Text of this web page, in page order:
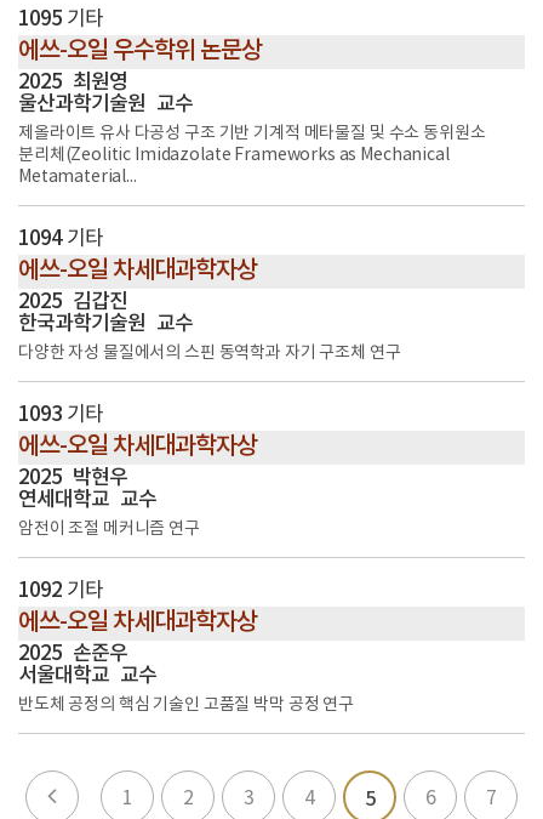
1095 기타
에쓰-오일 우수학위 논문상
2025 최원영
울산과학기술원 교수
제올라이트 유사 다공성 구조 기반 기계적 메타물질 및 수소 동위원소
분리체(Zeolitic Imidazolate Frameworks as Mechanical
Metamaterial...
1094 기타
에쓰-오일 차세대과학자상
2025 김갑진
한국과학기술원 교수
다양한 자성 물질에서의 스핀 동역학과 자기 구조체 연구
1093 기타
에쓰-오일 차세대과학자상
2025 박현우
연세대학교 교수
암전이 조절 메커니즘 연구
1092 기타
에쓰-오일 차세대과학자상
2025 손준우
서울대학교 교수
반도체 공정의 핵심 기술인 고품질 박막 공정 연구
1 2 3 4 5 6 7